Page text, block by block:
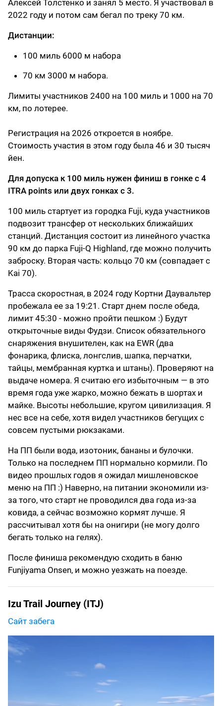
Алексей Толстенко и занял 5 место. Я участвовал в
2022 году и потом сам бегал по треку 70 км.
Дистанции:
100 миль 6000 м набора
70 км 3000 м набора.
Лимиты участников 2400 на 100 миль и 1000 на 70
км, по лотерее.
Регистрация на 2026 откроется в ноябре.
Стоимость участия в этом году была 46 и 30 тысяч
йен.
Для допуска к 100 миль нужен финиш в гонке с 4
ITRA points или двух гонках с 3.
100 миль стартует из городка Fuji, куда участников
подвозит трансфер от нескольких ближайших
станций. Дистанция состоит из линейного участка
90 км до парка Fuji-Q Highland, где можно получить
заброску. Вторая часть: кольцо 70 км (совпадает с
Kai 70).
Трасса скоростная, в 2024 году Кортни Даувальтер
пробежала ее за 19:21. Старт днем после обеда,
лимит 45:30 - можно пройти пешком :) Будут
открыточные виды Фудзи. Список обязательного
снаряжения внушителен, как на EWR (два
фонарика, флиска, лонгслив, шапка, перчатки,
тайцы, мембранная куртка и штаны). Проверяют на
выдаче номера. Я считаю его избыточным — в это
время года уже жарко, можно бежать в шортах и
майке. Высоты небольшие, кругом цивилизация. Я
нес все на себе, хотя видел участников бегущих с
совсем пустыми рюкзаками.
На ПП были вода, изотоник, бананы и булочки.
Только на последнем ПП нормально кормили. По
видео прошлых годов я ожидал мишленовское
меню на ПП :) Наверно, на питании экономили из-
за того, что старт не проводился два года из-за
ковида, а сейчас возможно кормят лучше. Я
рассчитывал хотя бы на онигири (не могу долго
бегать только на гелях).
После финиша рекомендую сходить в баню
Funjiyama Onsen, и можно уезжать на поезде.
Izu Trail Journey (ITJ)
Сайт забега